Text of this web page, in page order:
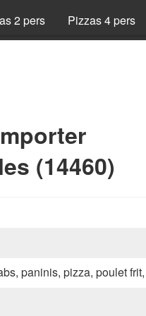
2 pers Pizzas 4 pers
(14460)
paninis, pizza, poulet